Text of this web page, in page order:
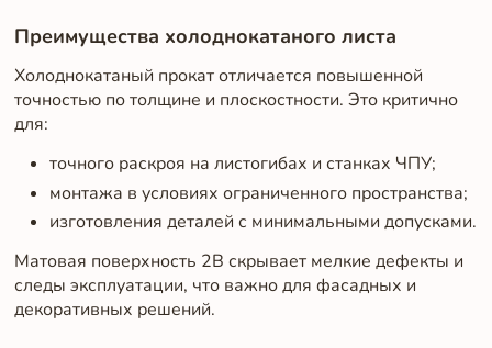
Преимущества холоднокатаного листа
Холоднокатаный прокат отличается повышенной
точностью по толщине и плоскостности. Это критично
для:
точного раскроя на листогибах и станках ЧПУ;
монтажа в условиях ограниченного пространства;
изготовления деталей с минимальными допусками.
Матовая поверхность 2B скрывает мелкие дефекты и
следы эксплуатации, что важно для фасадных и
декоративных решений.